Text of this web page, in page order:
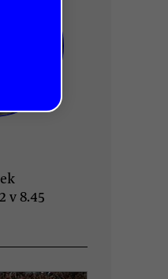
v 8.45